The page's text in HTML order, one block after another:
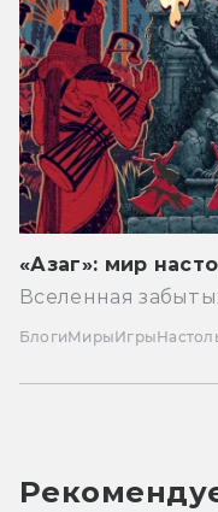
«Азаг»: мир
Вселенная
БлогиМирыИгры